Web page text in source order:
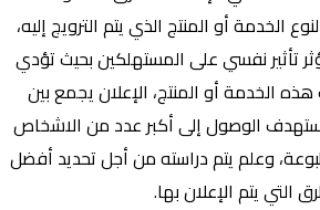
الخدمة أو المنتج الذي يتم الترويج إليه،
تأثير نفسي على المستهلكين بحيث تؤدي
الخدمة أو المنتج، الإعلان يجمع بين
الوصول إلى أكبر عدد من الاشخاص
وعلم يتم دراسته من أجل تحديد أفضل
التي يتم الإعلان بها.